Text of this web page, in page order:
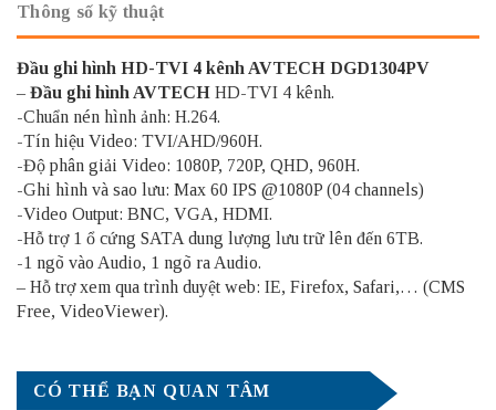
Thông số kỹ thuật
Đầu ghi hình HD-TVI 4 kênh AVTECH DGD1304PV
– Đầu ghi hình AVTECH HD-TVI 4 kênh.
-Chuẩn nén hình ảnh: H.264.
-Tín hiệu Video: TVI/AHD/960H.
-Độ phân giải Video: 1080P, 720P, QHD, 960H.
-Ghi hình và sao lưu: Max 60 IPS @1080P (04 channels)
-Video Output: BNC, VGA, HDMI.
-Hỗ trợ 1 ổ cứng SATA dung lượng lưu trữ lên đến 6TB.
-1 ngõ vào Audio, 1 ngõ ra Audio.
– Hỗ trợ xem qua trình duyệt web: IE, Firefox, Safari,… (CMS
Free, VideoViewer).
CÓ THỂ BẠN QUAN TÂM